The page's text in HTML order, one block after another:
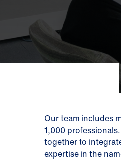
Our team includes
1,000
together to
expertise in the